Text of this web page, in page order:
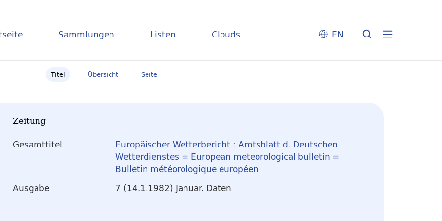
Sammlungen Listen Clouds EN
Titel Übersicht Seite
Zeitung
Gesamttitel
Europäischer Wetterbericht : Amtsblatt d. Deutschen
Wetterdienstes = European meteorological bulletin =
Bulletin météorologique européen
Ausgabe
7 (14.1.1982) Januar. Daten